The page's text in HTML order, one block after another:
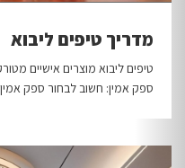
מדריך טיפים ליבוא
טיפים ליבוא מוצרים אישיים
ספק אמין: חשוב לבחור ספק